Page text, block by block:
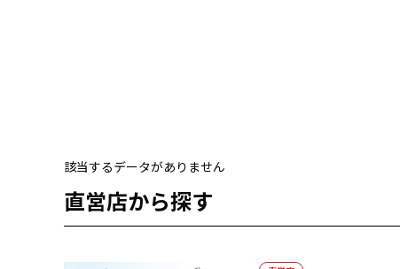
該当するデータがありません
直営店から探す